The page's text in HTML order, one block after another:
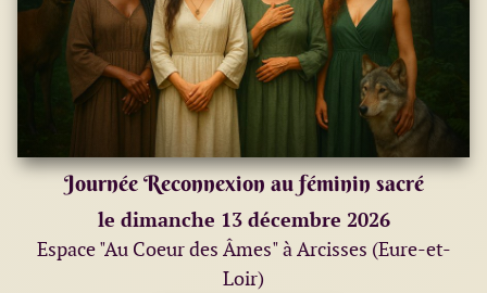
Journée Reconnexion au féminin sacré
le dimanche 13 décembre 2026
Espace "Au Coeur des Âmes" à Arcisses (Eure-et-
Loir)